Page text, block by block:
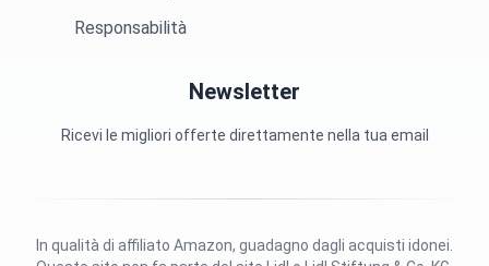
Responsabilità
Newsletter
Ricevi le migliori offerte direttamente nella tua email
In qualità di affiliato Amazon, guadagno dagli acquisti idonei.